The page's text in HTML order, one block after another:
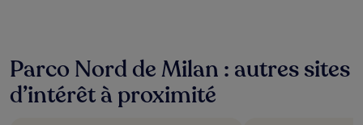
heures
sur
la
Parco Nord de Milan : autres sites
d’intérêt à proximité